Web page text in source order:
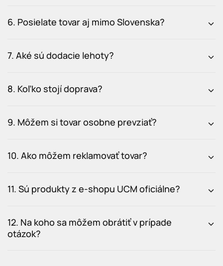
6. Posielate tovar aj mimo Slovenska?
7. Aké sú dodacie lehoty?
8. Koľko stojí doprava?
9. Môžem si tovar osobne prevziať?
10. Ako môžem reklamovať tovar?
11. Sú produkty z e-shopu UCM oficiálne?
12. Na koho sa môžem obrátiť v prípade
otázok?